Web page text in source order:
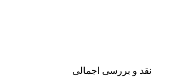
نقد و بررسی اجمالی